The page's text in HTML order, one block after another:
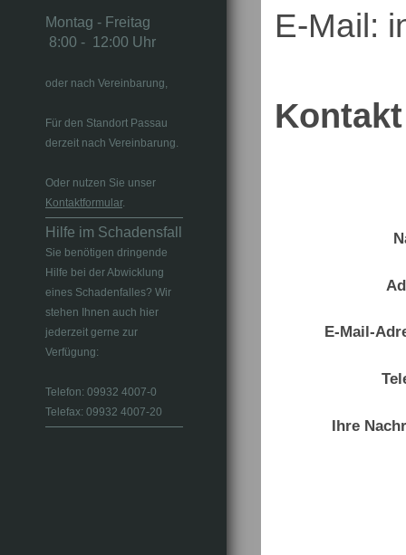
Montag - Freitag
8:00 - 12:00 Uhr
oder nach Vereinbarung,
Für den Standort Passau
derzeit nach Vereinbarung.
Oder nutzen Sie unser
Kontaktformular.
Hilfe im Schadensfall
Sie benötigen dringende
Hilfe bei der Abwicklung
eines Schadenfalles? Wir
stehen Ihnen auch hier
jederzeit gerne zur
Verfügung:
Telefon: 09932 4007-0
Telefax: 09932 4007-20
E-Mail:
E-Mail-
Ihre